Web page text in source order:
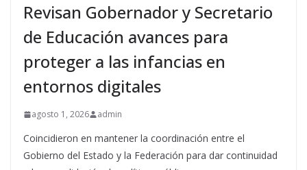
Revisan Gobernador y Secretario
de Educación avances para
proteger a las infancias en
entornos digitales
agosto 1, 2026 admin
Coincidieron en mantener la coordinación entre el
Gobierno del Estado y la Federación para dar continuidad